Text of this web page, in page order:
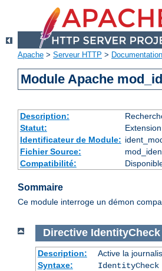
Apache > Serveur HTTP > Documentation
Module Apache
Description:
Statut:
Extension
Identificateur de Module:
Fichier Source:
Compatibilité:
Sommaire
Ce module interroge un démon
Directive IdentityCheck
Description:
Active la
Syntaxe:
IdentityCheck